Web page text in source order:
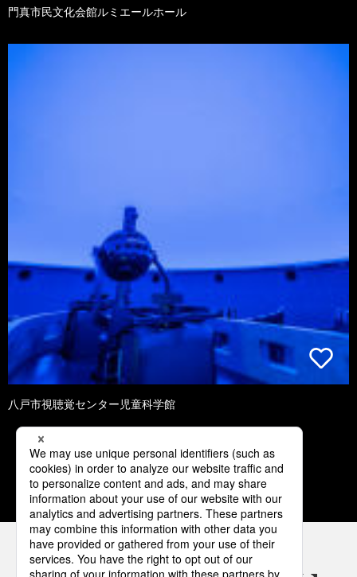
門真市民文化会館ルミエールホール
八戸市視聴覚センター児童科学館
1 2 3 4 5
パナソニックの電気設備 SNSアカウント